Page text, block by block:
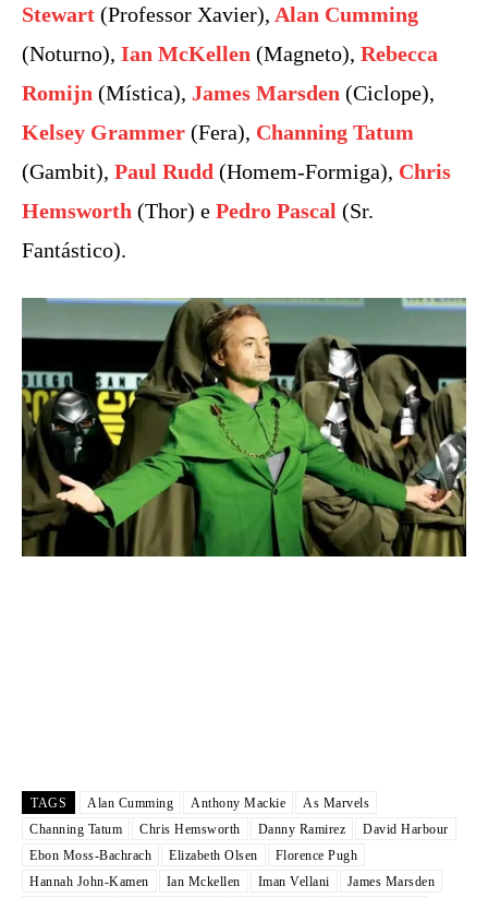
Stewart (Professor Xavier), Alan Cumming
(Noturno), Ian McKellen (Magneto), Rebecca
Romijn (Mística), James Marsden (Ciclope),
Kelsey Grammer (Fera), Channing Tatum
(Gambit), Paul Rudd (Homem-Formiga), Chris
Hemsworth (Thor) e Pedro Pascal (Sr.
Fantástico).
TAGS Alan Cumming Anthony Mackie
As Marvels
Channing Tatum
Chris Hemsworth Danny Ramirez
David Harbour
Ebon Moss-Bachrach
Elizabeth Olsen
Florence Pugh
Hannah John-Kamen
Ian Mckellen Iman Vellani
James Marsden